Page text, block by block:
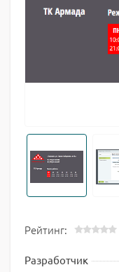
Рейтинг:
Разработчик